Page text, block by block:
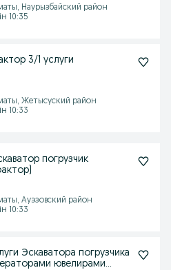
Наурызбайский район
10:35
3/1 услуги
Жетысуский район
10:33
погрузчик
Ауэзовский район
10:33
Эскаватора погрузчика
ювелирами